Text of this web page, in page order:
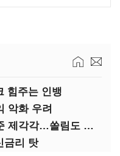
힘주는 인뱅
악화 우려
4대 금융 사외이사 BSM 기준 제각각…쏠림도 여전
금리 탓